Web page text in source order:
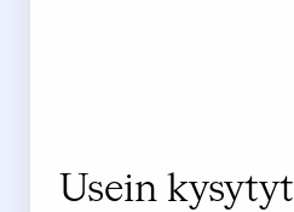
Usein kysytyt